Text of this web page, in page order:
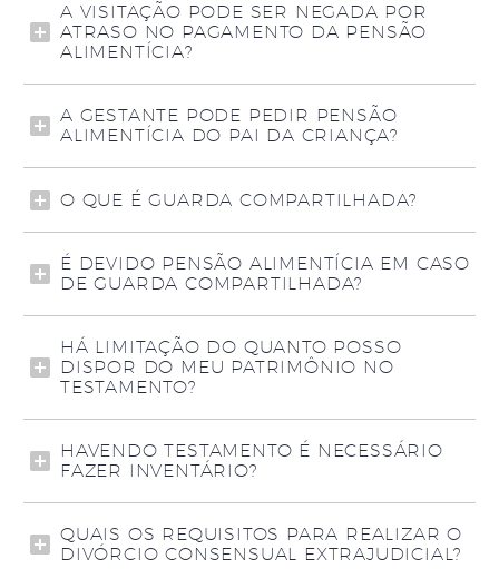
A VISITAÇÃO PODE SER NEGADA POR
ATRASO NO PAGAMENTO DA PENSÃO
ALIMENTÍCIA?
A GESTANTE PODE PEDIR PENSÃO
ALIMENTÍCIA DO PAI DA CRIANÇA?
O QUE É GUARDA COMPARTILHADA?
É DEVIDO PENSÃO ALIMENTÍCIA EM CASO
DE GUARDA COMPARTILHADA?
HÁ LIMITAÇÃO DO QUANTO POSSO
DISPOR DO MEU PATRIMÔNIO NO
TESTAMENTO?
HAVENDO TESTAMENTO É NECESSÁRIO
FAZER INVENTÁRIO?
QUAIS OS REQUISITOS PARA REALIZAR O
DIVÓRCIO CONSENSUAL EXTRAJUDICIAL?